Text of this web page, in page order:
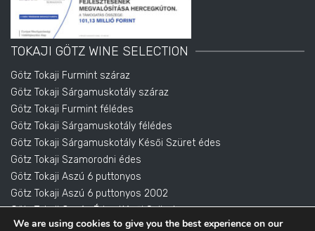
TOKAJI GÖTZ WINE SELECTION
Götz Tokaji Furmint száraz
Götz Tokaji Sárgamuskotály száraz
Götz Tokaji Furmint félédes
Götz Tokaji Sárgamuskotály félédes
Götz Tokaji Sárgamuskotály Késői Szüret édes
Götz Tokaji Szamorodni édes
Götz Tokaji Aszú 6 puttonyos
Götz Tokaji Aszú 6 puttonyos 2002
Götz Tokaji Cuvée Édes Késői Szüret
Götz Tokai Eszencia
We are using cookies to give you the best experience on our